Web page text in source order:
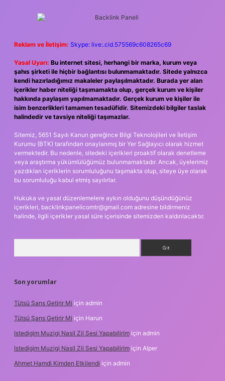
Reklam ve İletişim: Skype: live:.cid.575569c608265c69
Yasal Uyarı: Bu internet sitesi, herhangi bir marka, kurum veya
şahıs şirketi ile hiçbir bağlantısı bulunmamaktadır. Sitede yalnızca
kendi hazırladığımız makaleler paylaşılmaktadır. Burada yer alan
içerikler haber niteliği taşımamakta olup, gerçek kurum ve kişiler
hakkında paylaşım yapılmamaktadır. Gerçek kurum ve kişiler ile
isim benzerlikleri tamamen tesadüfidir. Sitemizdeki bilgiler taslak
halindedir ve tavsiye niteliği taşımazlar.
Sitemiz, 5651 Sayılı Kanun gereğince Bilgi Teknolojileri ve İletişim
Kurumu (BTK) tarafından onaylanmış bir Yer Sağlayıcı olarak hizmet
vermektedir. Bu nedenle, sitedeki içerikleri proaktif olarak denetleme
veya araştırma yükümlülüğümüz bulunmamaktadır. Ancak, üyelerimiz
yazdıkları içeriklerin sorumluluğunu taşımakta olup, siteye üye olarak
bu sorumluluğu kabul etmiş sayılırlar.
Hukuka ve yasal düzenlemelere aykırı olduğunu düşündüğünüz
içerikleri, backlinkpanelicomtr@gmail.com adresine bildirmeniz
halinde, ilgili içerikler yasal süre içerisinde sitemizden kaldırılacaktır.
Son yorumlar
Tütsü Şans Getirir Mi için admin
Tütsü Şans Getirir Mi için Harun
Istedigim Muzigi Nasil Zil Sesi Yapabilirim için admin
Istedigim Muzigi Nasil Zil Sesi Yapabilirim için Alper
Ahmet Hamdi Kimden Etkilendi için admin